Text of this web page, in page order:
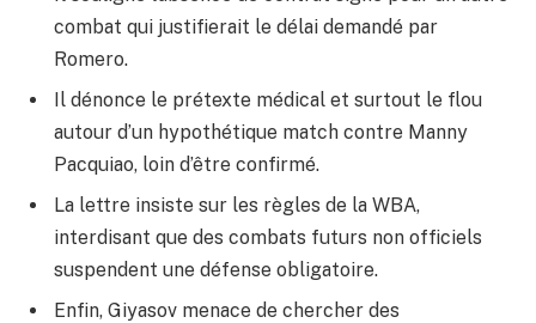
combat qui justifierait le délai demandé par
Romero.
Il dénonce le prétexte médical et surtout le flou
autour d’un hypothétique match contre Manny
Pacquiao, loin d’être confirmé.
La lettre insiste sur les règles de la WBA,
interdisant que des combats futurs non officiels
suspendent une défense obligatoire.
Enfin, Giyasov menace de chercher des